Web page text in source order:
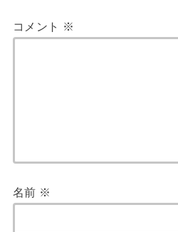
コメント ※
名前 ※